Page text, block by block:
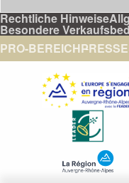
Rechtliche Hinweise
Besondere
PRO-BEREICH